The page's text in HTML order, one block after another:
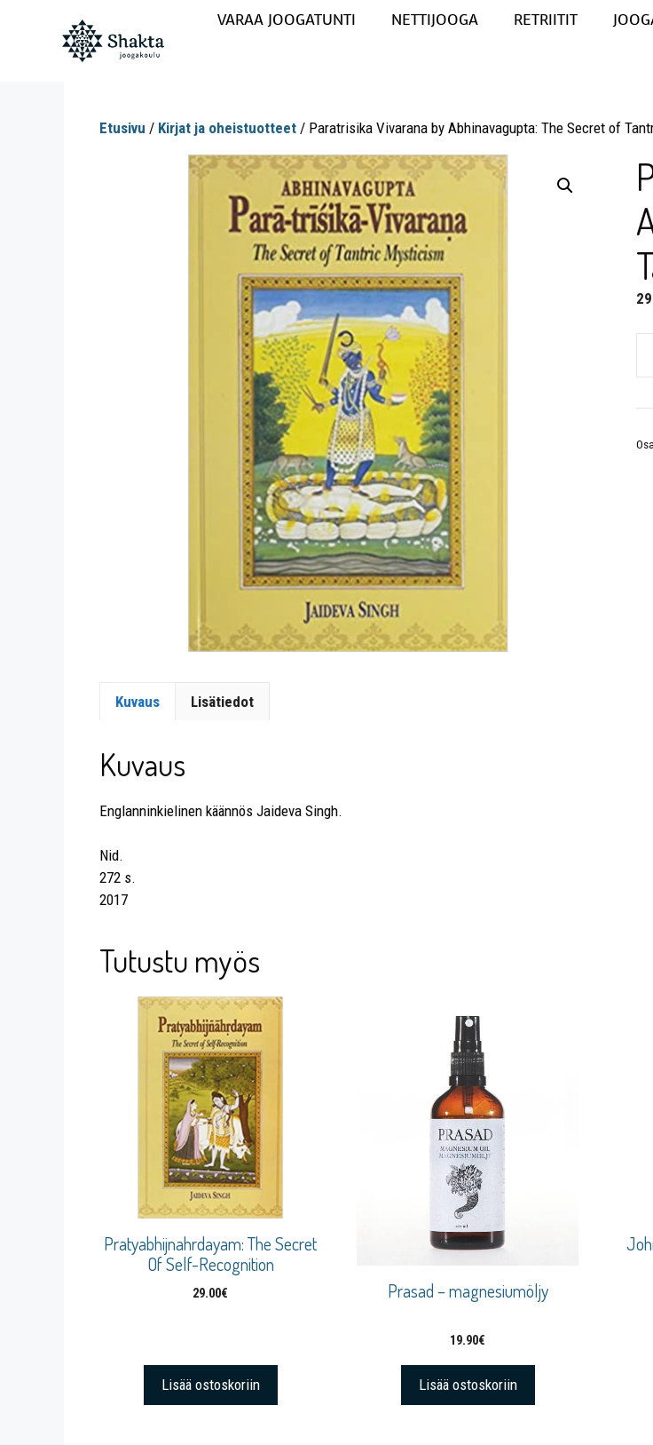
VARAA JOOGATUNTI NETTIJOOGA RETRIITIT
Etusivu / Kirjat ja oheistuotteet / Paratrisika Vivarana by Abhinavagupta: The Secret of
Kuvaus Lisätiedot
Kuvaus
Englanninkielinen käännös Jaideva Singh.
Nid.
272 s.
2017
Tutustu myös
Pratyabhijnahrdayam: The Secret
Of Self-Recognition
29.00€
Lisää ostoskoriin
Prasad – magnesiumöljy
19.90€
Lisää ostoskoriin